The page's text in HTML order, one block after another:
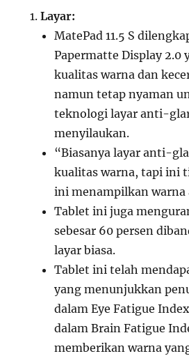
Layar:
MatePad 11.5 S
Papermatte Display 2.0
kualitas warna dan
namun tetap nyaman
teknologi layar anti-
menyilaukan.
“Biasanya layar anti-
kualitas warna, tapi ini
ini menampilkan warna
Tablet ini juga
sebesar 60 persen
layar biasa.
Tablet ini telah
yang menunjukkan
dalam Eye Fatigue
dalam Brain Fatigue
memberikan warna